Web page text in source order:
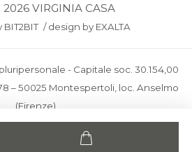
VIRGINIA CASA
BIT2BIT /design by EXALTA
- Capitale soc. 30.154,00
– 50025 Montespertoli, loc. Anselmo
(Firenze)
- REA: FI-227733 - PEC: